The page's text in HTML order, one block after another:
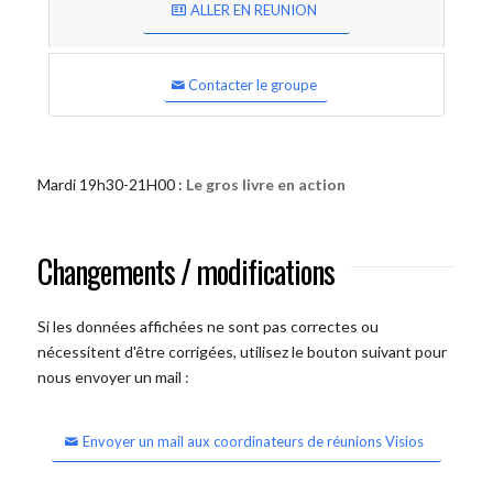
ALLER EN REUNION
Contacter le groupe
Mardi 19h30-21H00 : Le gros livre en action
Changements / modifications
Si les données affichées ne sont pas correctes ou
nécessitent d'être corrigées, utilisez le bouton suivant pour
nous envoyer un mail :
Envoyer un mail aux coordinateurs de réunions Visios